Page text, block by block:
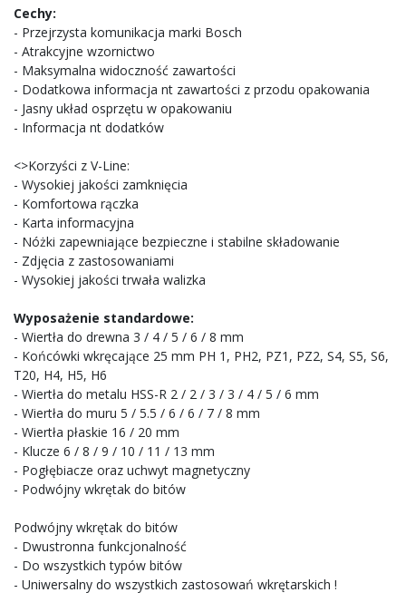
Cechy:
- Przejrzysta komunikacja marki Bosch
- Atrakcyjne wzornictwo
- Maksymalna widoczność zawartości
- Dodatkowa informacja nt zawartości z przodu opakowania
- Jasny układ osprzętu w opakowaniu
- Informacja nt dodatków
<>Korzyści z V-Line:
- Wysokiej jakości zamknięcia
- Komfortowa rączka
- Karta informacyjna
- Nóżki zapewniające bezpieczne i stabilne składowanie
- Zdjęcia z zastosowaniami
- Wysokiej jakości trwała walizka
Wyposażenie standardowe:
- Wiertła do drewna 3 / 4 / 5 / 6 / 8 mm
- Końcówki wkręcające 25 mm PH 1, PH2, PZ1, PZ2, S4, S5, S6,
T20, H4, H5, H6
- Wiertła do metalu HSS-R 2 / 2 / 3 / 3 / 4 / 5 / 6 mm
- Wiertła do muru 5 / 5.5 / 6 / 6 / 7 / 8 mm
- Wiertła płaskie 16 / 20 mm
- Klucze 6 / 8 / 9 / 10 / 11 / 13 mm
- Pogłębiacze oraz uchwyt magnetyczny
- Podwójny wkrętak do bitów
Podwójny wkrętak do bitów
- Dwustronna funkcjonalność
- Do wszystkich typów bitów
- Uniwersalny do wszystkich zastosowań wkrętarskich !